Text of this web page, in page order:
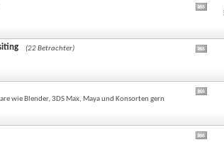
(22 Betrachter)
wie Blender, 3DS Max, Maya und Konsorten gern